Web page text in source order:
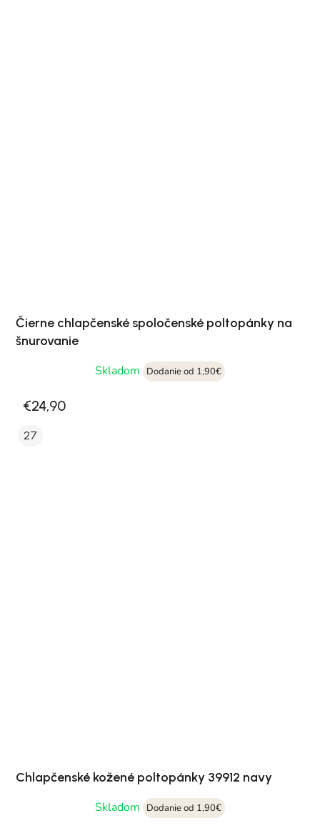
Čierne chlapčenské spoločenské poltopánky na
šnurovanie
Skladom
Dodanie od 1,90€
€24,90
27
Chlapčenské kožené poltopánky 39912 navy
Skladom
Dodanie od 1,90€